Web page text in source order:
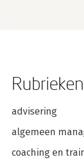
Rubrieken
advisering
algemeen
coaching en